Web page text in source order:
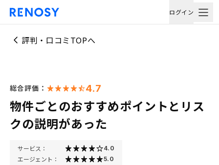
ログイン
評判・口コミTOPへ
総合評価： 4.7
物件ごとのおすすめポイントとリス
クの説明があった
サービス： 4.0
エージェント： 5.0